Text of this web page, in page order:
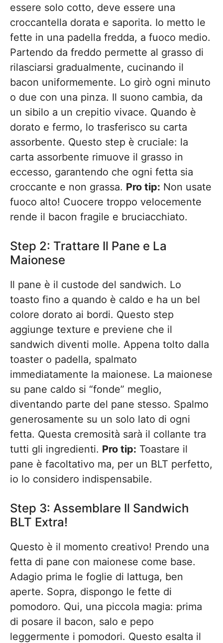
essere solo cotto, deve essere una
croccantella dorata e saporita. Io metto le
fette in una padella fredda, a fuoco medio.
Partendo da freddo permette al grasso di
rilasciarsi gradualmente, cucinando il
bacon uniformemente. Lo girò ogni minuto
o due con una pinza. Il suono cambia, da
un sibilo a un crepitio vivace. Quando è
dorato e fermo, lo trasferisco su carta
assorbente. Questo step è cruciale: la
carta assorbente rimuove il grasso in
eccesso, garantendo che ogni fetta sia
croccante e non grassa. Pro tip: Non usate
fuoco alto! Cuocere troppo velocemente
rende il bacon fragile e bruciacchiato.
Step 2: Trattare Il Pane e La
Maionese
Il pane è il custode del sandwich. Lo
toasto fino a quando è caldo e ha un bel
colore dorato ai bordi. Questo step
aggiunge texture e previene che il
sandwich diventi molle. Appena tolto dalla
toaster o padella, spalmato
immediatamente la maionese. La maionese
su pane caldo si “fonde” meglio,
diventando parte del pane stesso. Spalmo
generosamente su un solo lato di ogni
fetta. Questa cremosità sarà il collante tra
tutti gli ingredienti. Pro tip: Toastare il
pane è facoltativo ma, per un BLT perfetto,
io lo considero indispensabile.
Step 3: Assemblare Il Sandwich
BLT Extra!
Questo è il momento creativo! Prendo una
fetta di pane con maionese come base.
Adagio prima le foglie di lattuga, ben
aperte. Sopra, dispongo le fette di
pomodoro. Qui, una piccola magia: prima
di posare il bacon, salo e pepo
leggermente i pomodori. Questo esalta il